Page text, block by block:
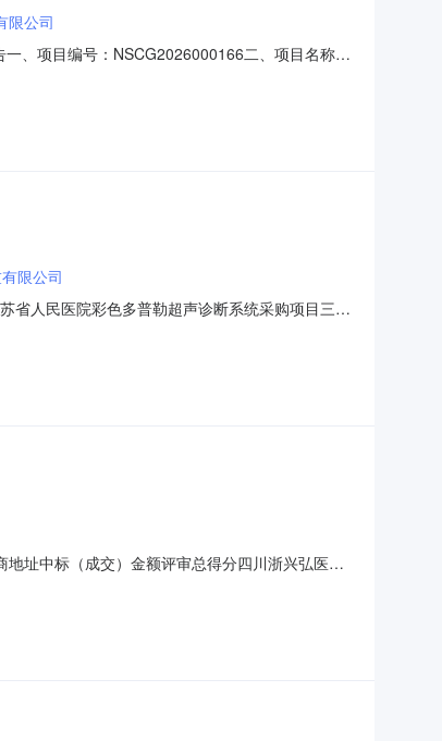
限公司
、项目编号：NSCG2026000166二、项目名称：
声诊断系统深圳开立S80Senior1套1489000.0
限公司
省人民医院彩色多普勒超声诊断系统采购项目三、
：1套总价：人民币139800
址中标（成交）金额评审总得分四川浙兴弘医疗
声诊断系统深圳开立P80T1